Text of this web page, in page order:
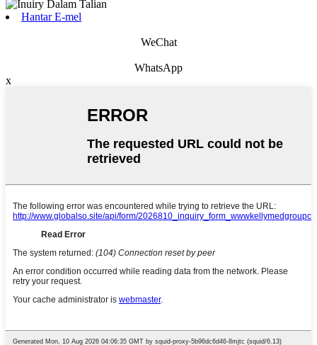
Hantar E-mel
WeChat
WhatsApp
x